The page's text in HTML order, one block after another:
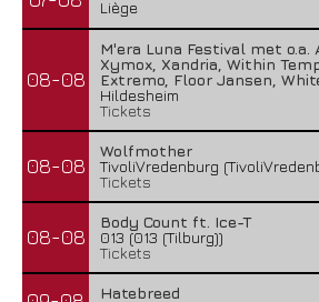
Liège
08-08
M'era Luna Festival met o.a.
Xymox, Xandria, Within
Extremo, Floor Jansen,
Hildesheim
Tickets
08-08
Wolfmother
TivoliVredenburg
Tickets
08-08
Body Count ft. Ice-T
013 (013 (Tilburg))
Tickets
Hatebreed